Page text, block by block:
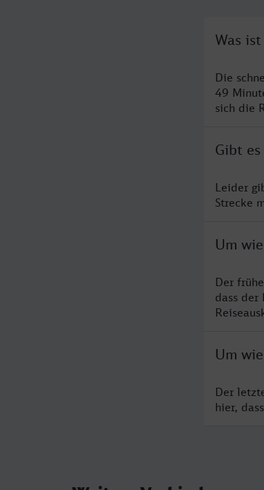
Was
Die
49
sich die
Gibt
Leider
Strecke
Um
Der
dass der
Um
Der
hier,